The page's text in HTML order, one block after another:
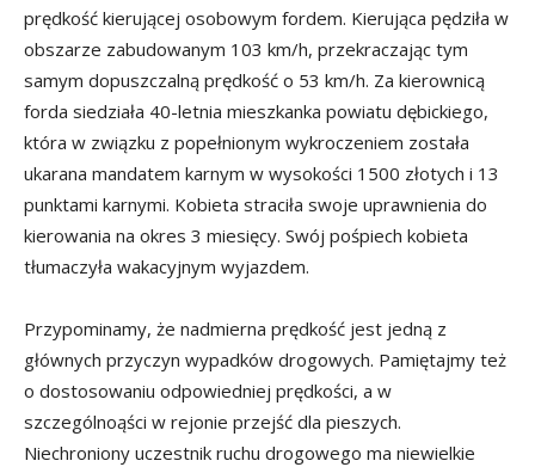
prędkość kierującej osobowym fordem. Kierująca pędziła w
obszarze zabudowanym 103 km/h, przekraczając tym
samym dopuszczalną prędkość o 53 km/h. Za kierownicą
forda siedziała 40-letnia mieszkanka powiatu dębickiego,
która w związku z popełnionym wykroczeniem została
ukarana mandatem karnym w wysokości 1500 złotych i 13
punktami karnymi. Kobieta straciła swoje uprawnienia do
kierowania na okres 3 miesięcy. Swój pośpiech kobieta
tłumaczyła wakacyjnym wyjazdem.
Przypominamy, że nadmierna prędkość jest jedną z
głównych przyczyn wypadków drogowych. Pamiętajmy też
o dostosowaniu odpowiedniej prędkości, a w
szczególnoąści w rejonie przejść dla pieszych.
Niechroniony uczestnik ruchu drogowego ma niewielkie